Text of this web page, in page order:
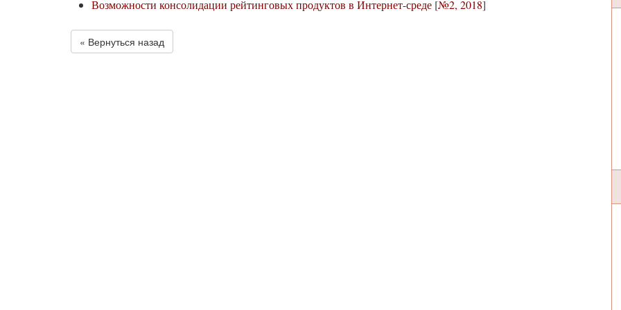
Возможности консолидации рейтинговых продуктов в Интернет-среде [№2, 2018]
« Вернуться назад